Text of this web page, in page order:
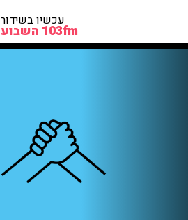
עכשיו בשידור
103fm השבוע